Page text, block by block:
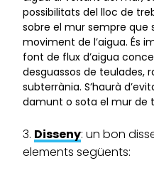
possibilitats del lloc de
sobre el mur sempre que
moviment de l’aigua. És
font de flux d’aigua
desguassos de teulades,
subterrània. S’haurà
damunt o sota el mur de
3. Disseny: un bon
elements següents: